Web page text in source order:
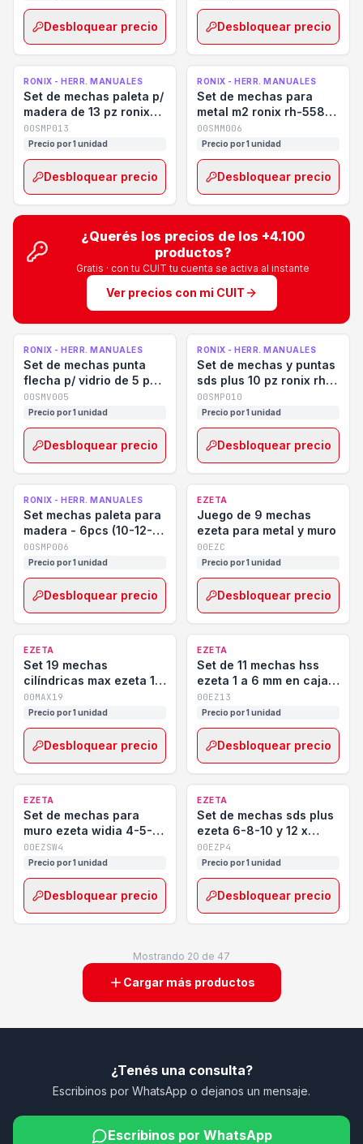
Desbloquear precio Desbloquear precio
RONIX - HERR. MANUALES
Set de mechas paleta p/
madera de 13 pz ronix
rh-5300
00SMP013
Precio por 1 unidad
Desbloquear precio
RONIX - HERR. MANUALES
Set de mechas para
metal m2 ronix rh-5584
6 piezas
00SMM006
Precio por 1 unidad
Desbloquear precio
¿Querés los precios de los +4.100
productos?
Gratis · con tu CUIT tu cuenta se activa al instante
Ver precios con mi CUIT
RONIX - HERR. MANUALES
Set de mechas punta
flecha p/ vidrio de 5 pz
ronix rh-5350
00SMV005
Precio por 1 unidad
Desbloquear precio
RONIX - HERR. MANUALES
Set de mechas y puntas
sds plus 10 pz ronix rh-
5048
00SMP010
Precio por 1 unidad
Desbloquear precio
RONIX - HERR. MANUALES
Set mechas paleta para
madera - 6pcs (10-12-
16-18-20-22) ronix rh-
5330
00SMP006
Precio por 1 unidad
Desbloquear precio
EZETA
Juego de 9 mechas
ezeta para metal y muro
00EZC
Precio por 1 unidad
Desbloquear precio
EZETA
Set 19 mechas
cilíndricas max ezeta 1-
10mm
00MAX19
Precio por 1 unidad
Desbloquear precio
EZETA
Set de 11 mechas hss
ezeta 1 a 6 mm en caja
de alto impacto
00EZ13
Precio por 1 unidad
Desbloquear precio
EZETA
Set de mechas para
muro ezeta widia 4-5-6-
8 mm
00EZSW4
Precio por 1 unidad
Desbloquear precio
EZETA
Set de mechas sds plus
ezeta 6-8-10 y 12 x
160mm
00EZP4
Precio por 1 unidad
Desbloquear precio
Mostrando 20 de 47
Cargar más productos
¿Tenés una consulta?
Escribinos por WhatsApp o dejanos un mensaje.
Escribinos por WhatsApp